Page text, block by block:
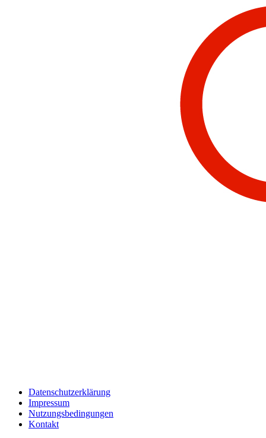
Datenschutzerklärung
Impressum
Nutzungsbedingungen
Kontakt